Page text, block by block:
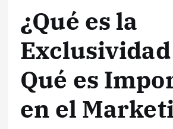
¿Qué es la
Qué es
en el